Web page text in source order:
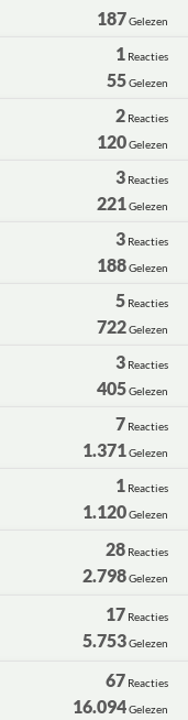
187Gelezen
1 Reacties
55Gelezen
2 Reacties
120Gelezen
3 Reacties
221Gelezen
3 Reacties
188Gelezen
5 Reacties
722Gelezen
3 Reacties
405Gelezen
7 Reacties
1.371Gelezen
1 Reacties
1.120Gelezen
28 Reacties
2.798Gelezen
17 Reacties
5.753Gelezen
67 Reacties
16.094Gelezen